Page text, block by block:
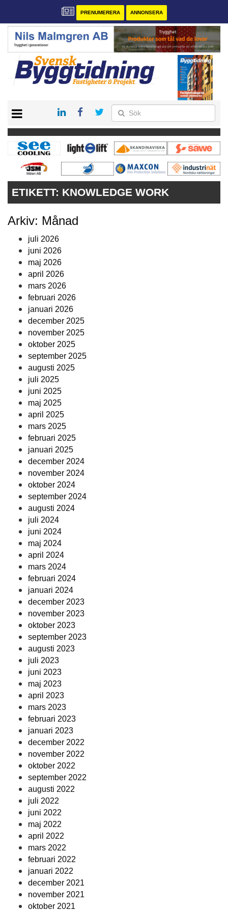
PRENUMERERA ANNONSERA
PRENUMERERA
VÅRA ANDRA MAGASIN
ANNONSERA
ETIKETT: KNOWLEDGE WORK
Arkiv: Månad
juli 2026
juni 2026
maj 2026
april 2026
mars 2026
februari 2026
januari 2026
december 2025
november 2025
oktober 2025
september 2025
augusti 2025
juli 2025
juni 2025
maj 2025
april 2025
mars 2025
februari 2025
januari 2025
december 2024
november 2024
oktober 2024
september 2024
augusti 2024
juli 2024
juni 2024
maj 2024
april 2024
mars 2024
februari 2024
januari 2024
december 2023
november 2023
oktober 2023
september 2023
augusti 2023
juli 2023
juni 2023
maj 2023
april 2023
mars 2023
februari 2023
januari 2023
december 2022
november 2022
oktober 2022
september 2022
augusti 2022
juli 2022
juni 2022
maj 2022
april 2022
mars 2022
februari 2022
januari 2022
december 2021
november 2021
oktober 2021